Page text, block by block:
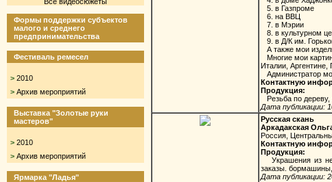
Формы поддержки субъектов
малого и среднего
предпринимательства
Фестиваль ремесел
> 2010
> Архив мероприятий
Выставка "Золотые руки
мастеров"
> 2010
> Архив мероприятий
Ярмарка "Ладья"
5. в Газпроме
6. на ВВЦ
7. в Мэрии
8. в культурном
9. в Д/К им.
А также мои
Многие мои
Италии, Аргентине,
Администратор
Контактную
Продукция:
Резьба по дереву,
Дата публикации:
Русская скань
Аркадакская
Россия,
Контактную
Продукция:
Украшения из
заказы.
Дата публикации: